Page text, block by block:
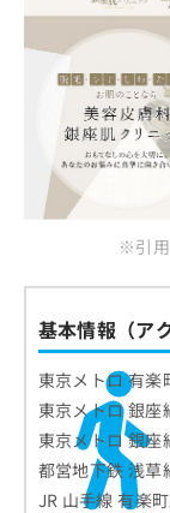
※引
基本情報（ア
東京メトロ 有
東京メトロ 銀座
東京メトロ 銀
都営地下鉄 浅草
JR 山手線 有楽